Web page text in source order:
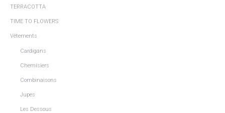
TERRACOTTA
TIME TO FLOWERS
Vêtements
Cardigans
Chemisiers
Combinaisons
Jupes
Les Dessous